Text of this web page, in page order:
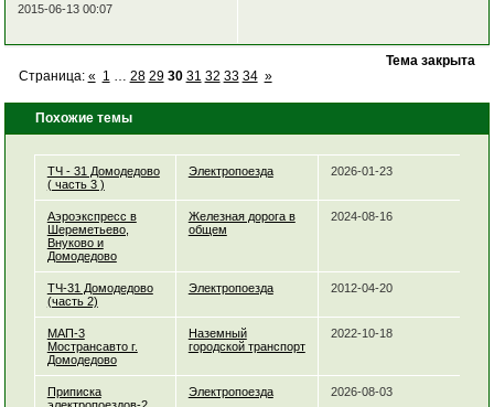
2015-06-13 00:07
Тема закрыта
Страница: « 1 28 29 30 31 32 33 34 »
Похожие темы
ТЧ - 31 Домодедово
( часть 3 )
Электропоезда 2026-01-23
Аэроэкспресс в
Шереметьево,
Внуково и
Домодедово
Железная дорога в
общем
2024-08-16
ТЧ-31 Домодедово
(часть 2)
Электропоезда 2012-04-20
МАП-3
Мострансавто г.
Домодедово
Наземный
городской транспорт
2022-10-18
Приписка
Электропоезда 2026-08-03